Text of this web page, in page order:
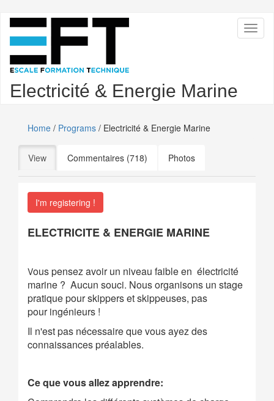
Skip
main
content
Electricité & Energie Marine
Home / Programs / Electricité & Energie Marine
Primary
tabs
View (active tab)
Commentaires (718) Photos
I'm registering !
ELECTRICITE & ENERGIE MARINE
Vous pensez avoir un niveau faible en électricité
marine ? Aucun souci. Nous organisons un stage
pratique pour skippers et skippeuses, pas
pour ingénieurs !
Il n'est pas nécessaire que vous ayez des
connaissances préalables.
Ce que vous allez apprendre: